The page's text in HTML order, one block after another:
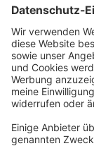
(08233)
Mo-Do 07:30
Fr 07:30 -